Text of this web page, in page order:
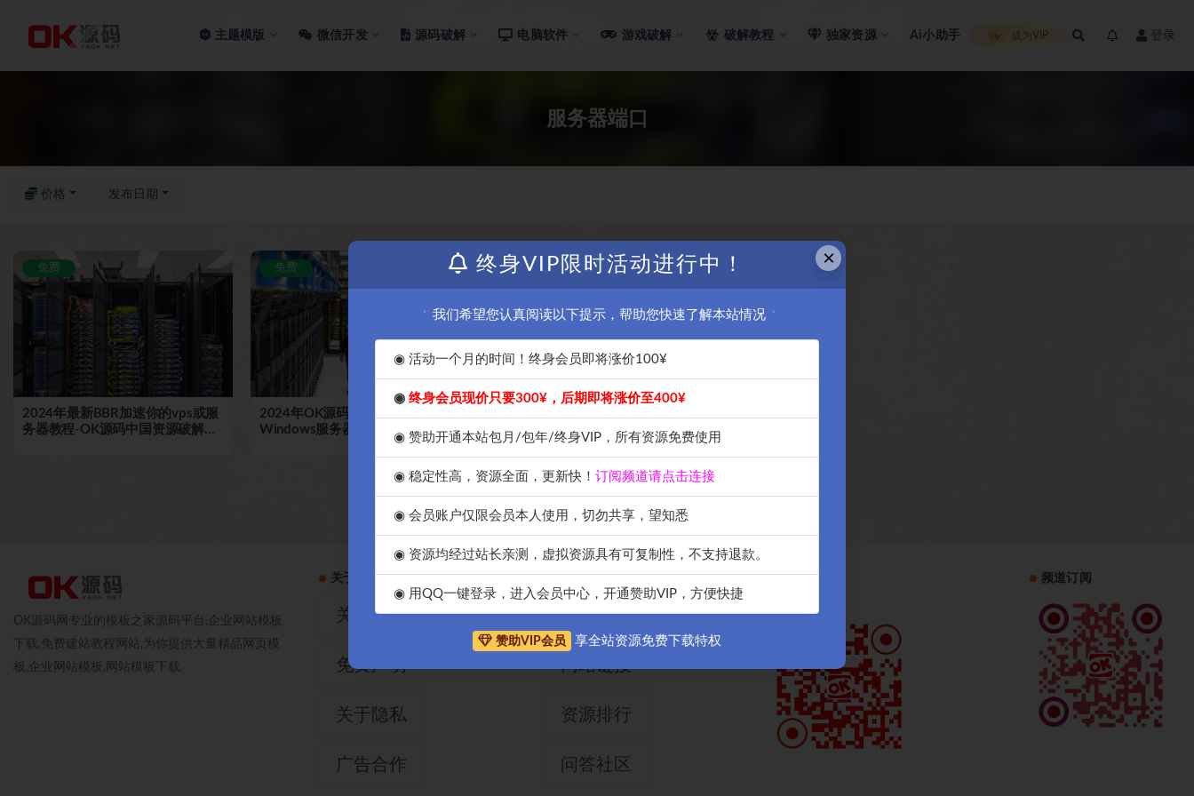
主题模版 微信开发 源码破解 电脑软件 游戏破解 破解教程 独家资源 Ai小助手 成为VIP 登录
服务器端口
价格 发布日期
免费
2024年最新BBR加速你的vps或服
务器教程-OK源码中国资源破解网
免费
2024年OK源码中国资源网教你
Windows服务器更安全的更改远程
桌面端口并添加防火墙傻瓜化教程
OK源码网专业的模板之家源码平台,企业网站模板
下载,免费建站教程网站,为你提供大量精品网页模
板,企业网站模板,网站模板下载.
关于本站
关于我们
免费声明
关于隐私
广告合作
导航网址
网站申请
网站链接
资源排行
问答社区
手机访问 频道订阅
×
终身VIP限时活动进行中！
我们希望您认真阅读以下提示，帮助您快速了解本站情况
◉ 活动一个月的时间！终身会员即将涨价100¥
◉ 终身会员现价只要300¥，后期即将涨价至400¥
◉ 赞助开通本站包月/包年/终身VIP，所有资源免费使用
◉ 稳定性高，资源全面，更新快！ 订阅频道请点击连接
◉ 会员账户仅限会员本人使用，切勿共享，望知悉
◉ 资源均经过站长亲测，虚拟资源具有可复制性，不支持退款。
◉ 用QQ一键登录，进入会员中心，开通赞助VIP，方便快捷
赞助VIP会员 享全站资源免费下载特权